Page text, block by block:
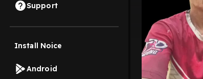
Support
Install Noice
Android